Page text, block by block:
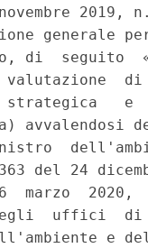
2019,
generale
seguito
valutazione
strategica   e
del 24
marzo  2020,
uffici